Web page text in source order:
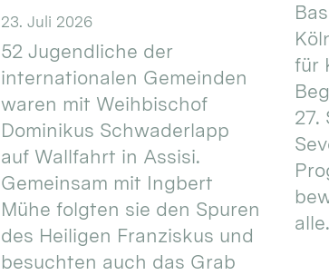
23. Juli 2026
52 Jugendliche der
internationalen Gemeinden
waren mit Weihbischof
Dominikus Schwaderlapp
auf Wallfahrt in Assisi.
Gemeinsam mit Ingbert
Mühe folgten sie den Spuren
des Heiligen Franziskus und
besuchten auch das Grab
für
27.
alle.